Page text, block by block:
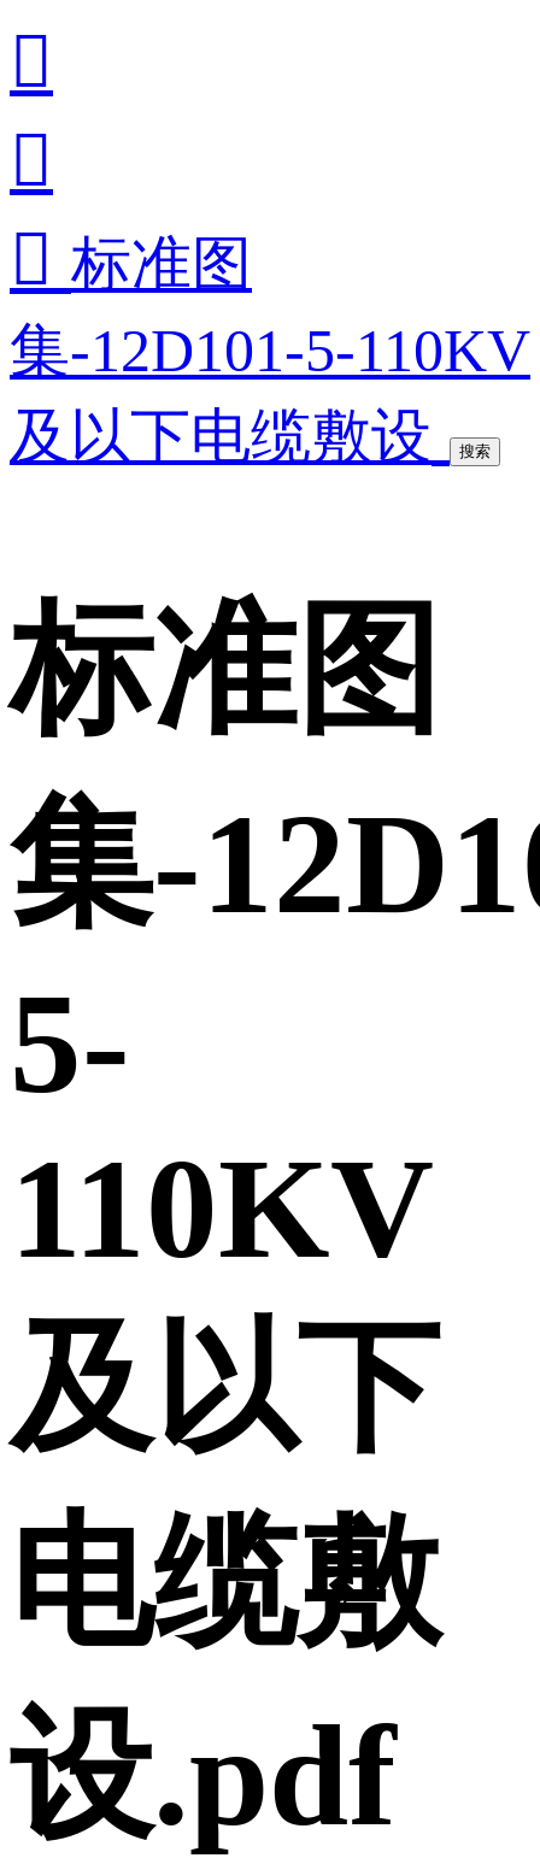


 标准图
集-12D101-5-110KV
及以下电缆敷设
搜索
标准图
集-
5-
110KV
及以下
电缆敷
设.pdf